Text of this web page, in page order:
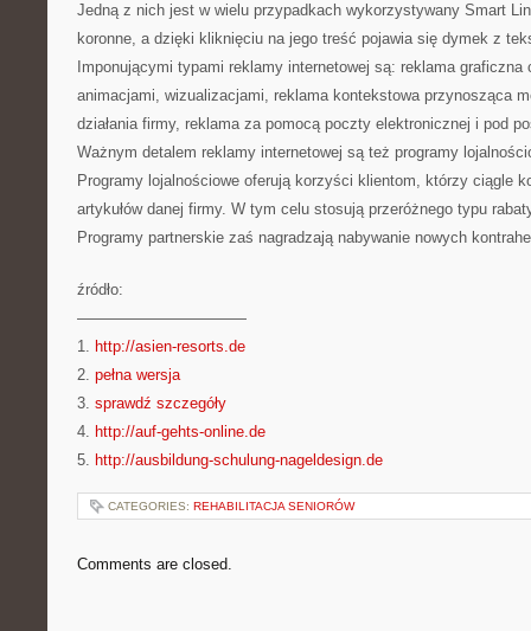
Jedną z nich jest w wielu przypadkach wykorzystywany Smart
koronne, a dzięki kliknięciu na jego treść pojawia się dymek z
Imponującymi typami reklamy internetowej są: reklama graficzna
animacjami, wizualizacjami, reklama kontekstowa przynosząca
działania firmy, reklama za pomocą poczty elektronicznej i pod
Ważnym detalem reklamy internetowej są też programy
Programy lojalnościowe oferują korzyści klientom, którzy ciągle
artykułów danej firmy. W tym celu stosują przeróżnego typu
Programy partnerskie zaś nagradzają nabywanie nowych
źródło:
———————————
1. http://asien-resorts.de
2. pełna wersja
3. sprawdź szczegóły
4. http://auf-gehts-online.de
5. http://ausbildung-schulung-nageldesign.de
CATEGORIES: REHABILITACJA SENIORÓW
Comments are closed.